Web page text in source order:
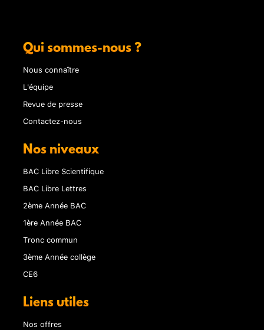
Qui sommes-nous ?
Nous connaître
L'équipe
Revue de presse
Contactez-nous
Nos niveaux
BAC Libre Scientifique
BAC Libre Lettres
2ème Année BAC
1ère Année BAC
Tronc commun
3ème Année collège
CE6
Liens utiles
Nos offres